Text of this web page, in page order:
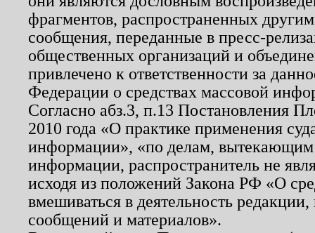
фрагментов, распространенных
сообщения, переданные в пресс-
общественных организаций и
привлечено к ответственности за
Федерации о средствах массовой
Согласно абз.3, п.13 Постановления
2010 года «О практике применения
информации», «по делам, вытекающим
информации, распространитель не
исходя из положений Закона РФ «О
вмешиваться в деятельность
сообщений и материалов».